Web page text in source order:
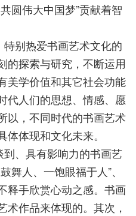
圆伟大中国梦”贡献着智
的探索与研究，不断运用
美学价值和其它社会功能
代人们的思想、情感、愿
以，不同时代的书画艺术
体现和文化未来。
舞人、一饱眼福于人”、
释手欣赏心动之感。书画
作品来体现的。其次，